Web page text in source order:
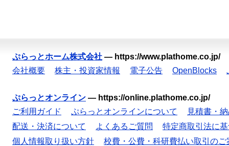
ぷらっとホーム株式会社 — https://www.plathome.co.jp/
会社概要
株主・投資家情報 電子公告 OpenBlocks
ぷらっとオンライン — https://online.plathome.co.jp/
ご利用ガイド
ぷらっとオンラインについて
見積書・
配送・決済について
よくあるご質問
特定商取引法に
個人情報取り扱い方針
校費・公費・科研費払い取引のご